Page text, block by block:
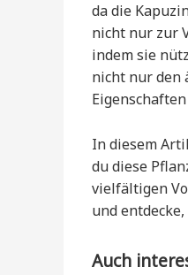
da die
nicht nur zur
indem sie
nicht nur den
In diesem
du diese
vielfältigen
und
Auch